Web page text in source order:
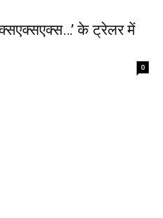
के ट्रेलर में
0